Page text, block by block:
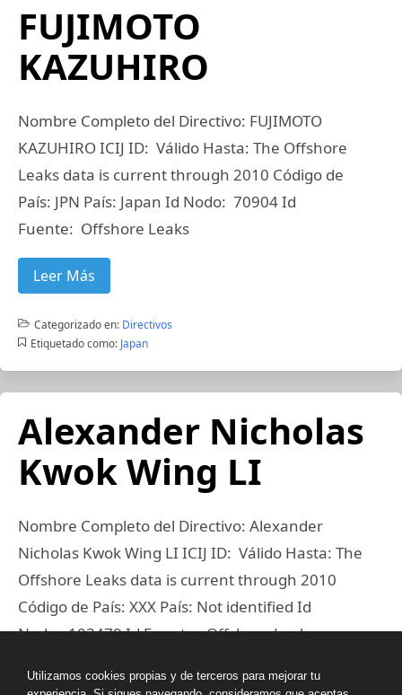
FUJIMOTO
KAZUHIRO
Nombre Completo del Directivo: FUJIMOTO
KAZUHIRO ICIJ ID: Válido Hasta: The Offshore
Leaks data is current through 2010 Código de
País: JPN País: Japan Id Nodo: 70904 Id
Fuente: Offshore Leaks
Leer Más
Categorizado en: Directivos
Etiquetado como: Japan
Alexander Nicholas
Kwok Wing LI
Nombre Completo del Directivo: Alexander
Nicholas Kwok Wing LI ICIJ ID: Válido Hasta: The
Offshore Leaks data is current through 2010
Código de País: XXX País: Not identified Id
Nodo: 103479 Id Fuente: Offshore Leaks
Leer Más
Utilizamos cookies propias y de terceros para mejorar tu